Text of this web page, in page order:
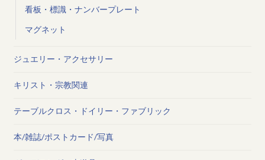
看板・標識・ナンバープレート
マグネット
ジュエリー・アクセサリー
キリスト・宗教関連
テーブルクロス・ドイリー・ファブリック
本/雑誌/ポストカード/写真